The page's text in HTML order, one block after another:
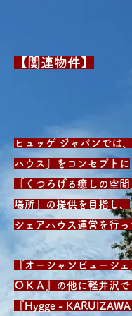
【関連物件】
ヒュッゲ ジャパンでは
ハウス」をコンセプトに
「くつろげる癒しの空
場所」の提供を目指し、
シェアハウス運営を行っ
『オーシャンビューシ
ＯＫＡ』の他に軽井沢 で
『Hygge - KARUIZAWA